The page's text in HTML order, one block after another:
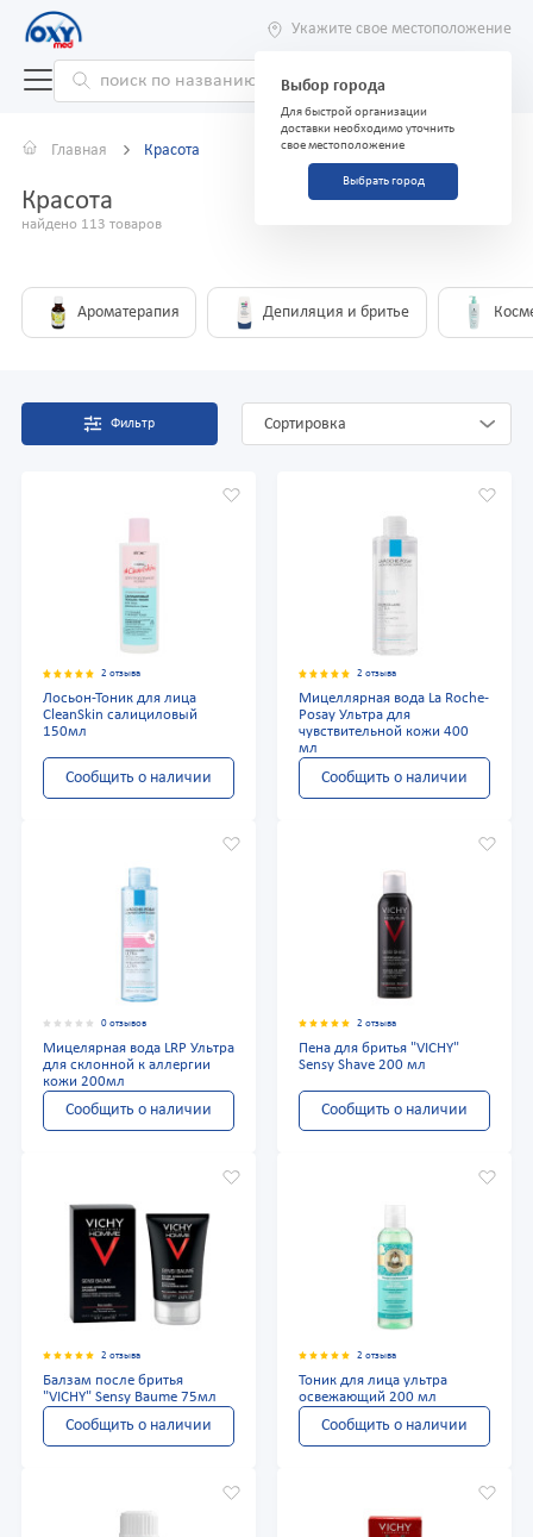
Укажите свое местоположение
Выбор города
Для быстрой организации
доставки необходимо уточнить
свое местоположение
Выбрать город
Главная Красота
Красота
найдено 113 товаров
Ароматерапия Депиляция и бритье
Фильтр Сортировка
2 отзыва
Лосьон-Тоник для лица
CleanSkin салициловый
150мл
Сообщить о наличии
2 отзыва
Мицеллярная вода La Roche-
Posay Ультра для
чувствительной кожи 400
мл
Сообщить о наличии
0 отзывов
Мицелярная вода LRP Ультра
для склонной к аллергии
кожи 200мл
Сообщить о наличии
2 отзыва
Пена для бритья "VICHY"
Sensy Shave 200 мл
Сообщить о наличии
2 отзыва
Балзам после бритья
"VICHY" Sensy Baume 75мл
Сообщить о наличии
2 отзыва
Тоник для лица ультра
освежающий 200 мл
Сообщить о наличии